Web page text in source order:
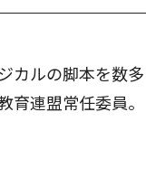
カルの脚本を数
連盟常任委員。